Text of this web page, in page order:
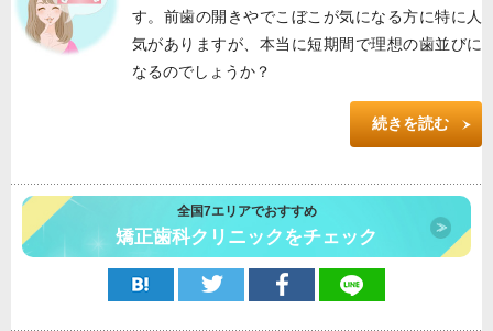
す。前歯の開きやでこぼこが気になる方に特に人
気がありますが、本当に短期間で理想の歯並びに
なるのでしょうか？
続きを読む
全国7エリアでおすすめ
矯正歯科クリニックをチェック